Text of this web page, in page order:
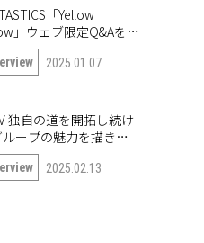
「Yellow
」ウェブ限定Q&Aを公
2025.01.07
独自の道を開拓し続け
ループの魅力を描き出
ンバー「Frontier」
2025.02.13